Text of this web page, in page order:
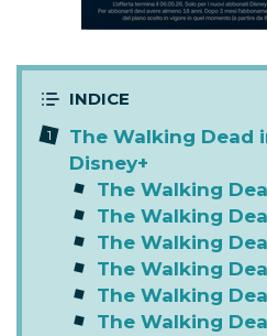
The Walking Dead
Disney+
The Walking
The Walking
The Walking
The Walking
The Walking
The Walking